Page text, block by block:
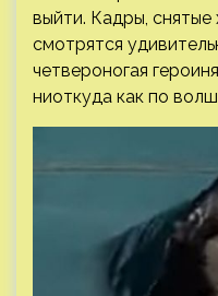
выйти. Кадры, снятые
смотрятся
четвероногая
ниоткуда как по